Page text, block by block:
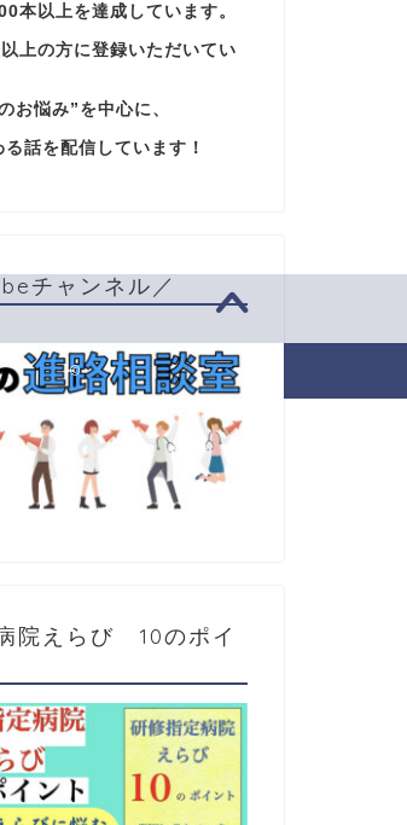
本以上を達成しています。
上の方に登録いただいてい
お悩み”を中心に、
る話を配信しています！
チャンネル／
院えらび 10のポイ
2020–2026 医者の進路相談室